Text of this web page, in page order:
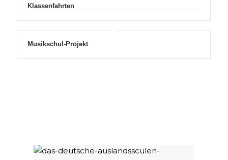
Klassenfahrten
Musikschul-Projekt